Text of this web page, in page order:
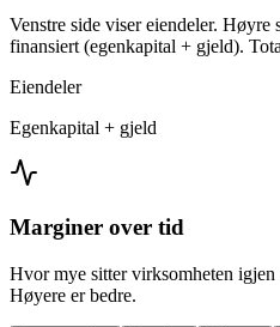
Venstre side viser eiendeler. Høyre
finansiert (egenkapital + gjeld).
Eiendeler
Egenkapital + gjeld
Marginer over tid
Hvor mye sitter virksomheten
Høyere er bedre.